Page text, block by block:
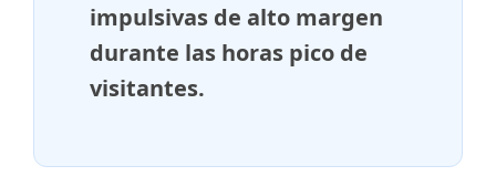
impulsivas de alto margen
durante las horas pico de
visitantes.